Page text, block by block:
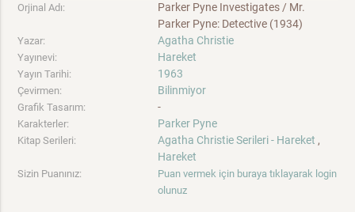
Orjinal Adı:
Parker Pyne Investigates / Mr.
Parker Pyne: Detective (1934)
Yazar: Agatha Christie
Yayınevi: Hareket
Yayın Tarihi: 1963
Çevirmen: Bilinmiyor
Grafik Tasarım: -
Karakterler: Parker Pyne
Kitap Serileri: Agatha Christie Serileri - Hareket ,
Hareket
Sizin Puanınız:
Puan vermek için buraya tıklayarak login
olunuz